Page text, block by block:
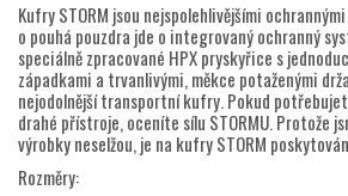
Kufry STORM jsou nejspolehlivějšími
o pouhá pouzdra jde o integrovaný ochranný
speciálně zpracované HPX pryskyřice s
západkami a trvanlivými, měkce potaženými
nejodolnější transportní kufry. Pokud
drahé přístroje, oceníte sílu STORMU. Protože
výrobky neselžou, je na kufry STORM
Rozměry: